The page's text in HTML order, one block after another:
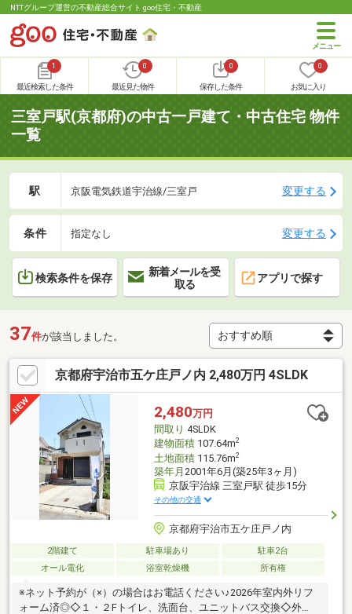
NTTグループ運営の不動産総合サイト goo住宅・不動産
1
最近検索した条件
0
最近見た物件
0
保存した条件
0
お気に入り
三室戸駅(京都府)の中古一戸建て・中古住宅 物件
一覧
駅 京阪電気鉄道宇治線/三室戸 変更する
条件 指定なし 変更する
検索条件を保存
新着メールを受
取る
アプリで探す
37件が該当しました。
京都府宇治市五ケ庄戸ノ内 2,480万円 4SLDK
2,480万円
間取り 4SLDK
建物面積107.64m2
土地面積115.76m2
築年月 2001年6月(築25年3ヶ月)
京阪宇治線 三室戸駅 徒歩15分
その他の交通
京都府宇治市五ケ庄戸ノ内
2階建て 駐車場あり
駐車2台
オール電化
浴室乾燥機 所有権
※ネット予約が（×）の場合はお電話ください♪2026年室内外リフ
ォーム済◎◇１・２Fトイレ、洗面台、ユニットバス交換◇外